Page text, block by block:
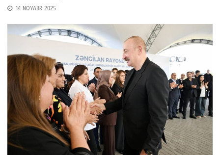
14 NOYABR 2025